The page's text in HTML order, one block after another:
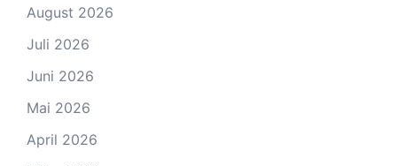
August 2026
Juli 2026
Juni 2026
Mai 2026
April 2026